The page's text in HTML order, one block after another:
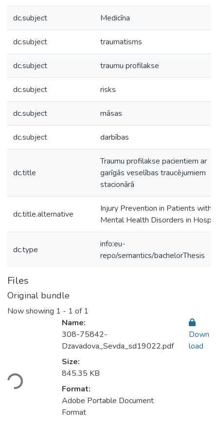
dc.subject Medicīna
dc.subject traumatisms
dc.subject traumu profilakse
dc.subject risks
dc.subject māsas
dc.subject darbības
dc.title
Traumu profilakse pacientiem ar
garīgās veselības traucējumiem
stacionārā
dc.title.alternative
Injury Prevention in Patients with
Mental Health Disorders in
dc.type
info:eu-
repo/semantics/bachelorThesis
Files
Original bundle
Now showing 1 - 1 of 1
Loading...
Name:
308-75842-
Dzavadova_Sevda_sd19022.pdf
Size:
845.35 KB
Format:
Adobe Portable Document
Format
Down
load